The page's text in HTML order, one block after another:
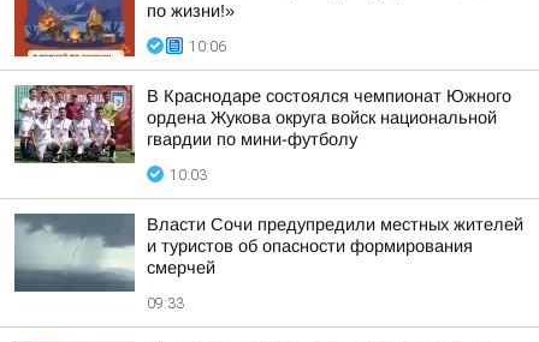
по жизни!»
10:06
В Краснодаре состоялся чемпионат Южного
ордена Жукова округа войск национальной
гвардии по мини-футболу
10:03
Власти Сочи предупредили местных жителей
и туристов об опасности формирования
смерчей
09:33